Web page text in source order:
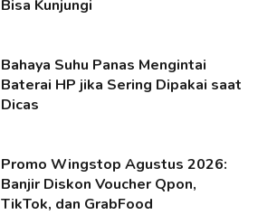
Bisa Kunjungi
Bahaya Suhu Panas Mengintai
Baterai HP jika Sering Dipakai saat
Dicas
Promo Wingstop Agustus 2026:
Banjir Diskon Voucher Qpon,
TikTok, dan GrabFood